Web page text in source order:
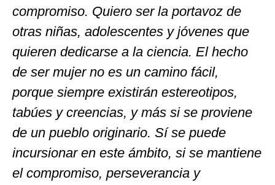
compromiso. Quiero ser la portavoz de
otras niñas, adolescentes y jóvenes que
quieren dedicarse a la ciencia. El hecho
de ser mujer no es un camino fácil,
porque siempre existirán estereotipos,
tabúes y creencias, y más si se proviene
de un pueblo originario. Sí se puede
incursionar en este ámbito, si se mantiene
el compromiso, perseverancia y